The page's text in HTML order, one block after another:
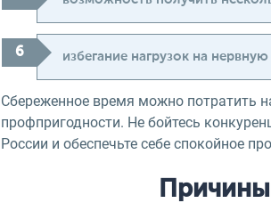
избегание нагрузок на нервную
Сбереженное время можно потратить
профпригодности. Не бойтесь
России и обеспечьте себе спокойное